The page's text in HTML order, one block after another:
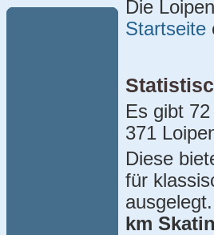
Die
Startseite
Es gibt
371
Diese
für
km